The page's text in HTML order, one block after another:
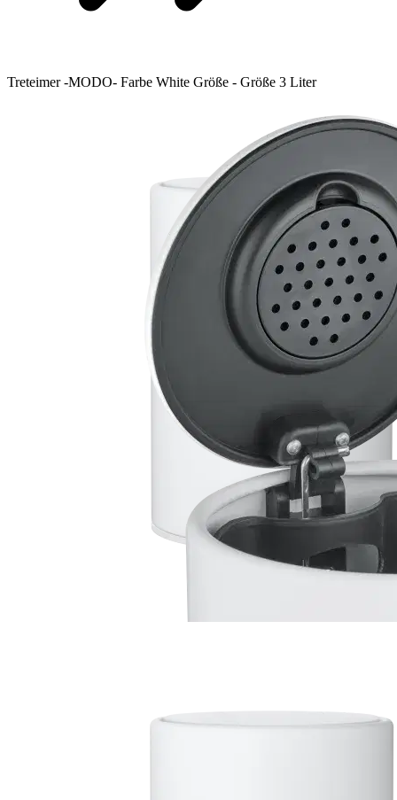
Treteimer -MODO- Farbe White Größe - Größe 3 Liter